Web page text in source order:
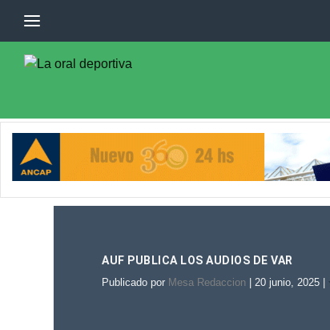
AUF PUBLICA LOS AUDIOS DE VAR
Publicado por Mesa Redaccion 20 junio, 2025